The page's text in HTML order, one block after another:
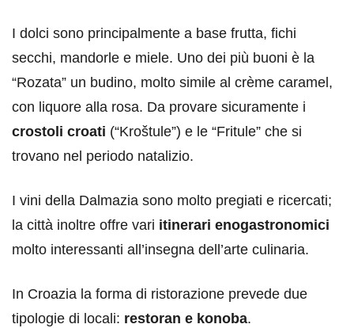
I dolci sono principalmente a base frutta, fichi
secchi, mandorle e miele. Uno dei più buoni è la
“Rozata” un budino, molto simile al crème caramel,
con liquore alla rosa. Da provare sicuramente i
crostoli croati (“Kroštule”) e le “Fritule” che si
trovano nel periodo natalizio.
I vini della Dalmazia sono molto pregiati e ricercati;
la città inoltre offre vari itinerari enogastronomici
molto interessanti all’insegna dell’arte culinaria.
In Croazia la forma di ristorazione prevede due
tipologie di locali: restoran e konoba.